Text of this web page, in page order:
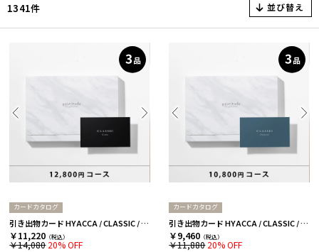
1341件 並び替え
カードカタログ
引き出物カード HYACCA / CLASSIC / 3品セレクト / クラウン 【引き出物宅配】
￥11,220 （税込）
￥14,080 20% OFF
カードカタログ
引き出物カード HYACCA / CLASSIC / 3品セレクト / ダイヤモンド 【引き出物宅配】
￥9,460 （税込）
￥11,880 20% OFF